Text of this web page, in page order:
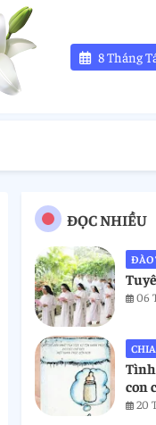
8 Tháng
ĐỌC NHIỀU
ĐÀO
06
con
20